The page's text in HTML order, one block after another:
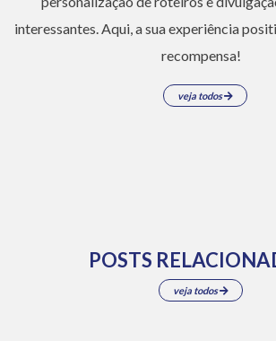
interessantes. Aqui, a sua experiência
recompensa!
veja todos
POSTS
veja todos